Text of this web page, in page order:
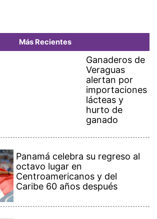
Más Recientes
Ganaderos de
Veraguas
alertan por
importaciones
lácteas y
hurto de
ganado
Panamá celebra su regreso al
octavo lugar en
Centroamericanos y del
Caribe 60 años después